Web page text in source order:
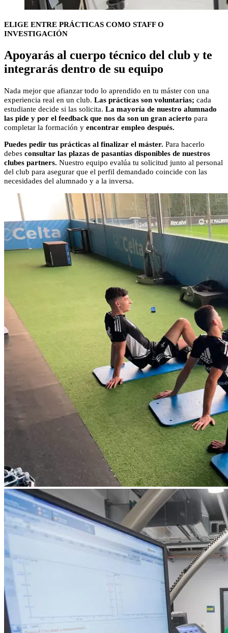
ELIGE ENTRE PRÁCTICAS COMO STAFF O
INVESTIGACIÓN
Apoyarás al cuerpo técnico del club y te
integrarás dentro de su equipo
Nada mejor que afianzar todo lo aprendido en tu máster con una
experiencia real en un club. Las prácticas son voluntarias; cada
estudiante decide si las solicita. La mayoría de nuestro alumnado
las pide y por el feedback que nos da son un gran acierto para
completar la formación y encontrar empleo después.
Puedes pedir tus prácticas al finalizar el máster. Para hacerlo
debes consultar las plazas de pasantías disponibles de nuestros
clubes partners. Nuestro equipo evalúa tu solicitud junto al personal
del club para asegurar que el perfil demandado coincide con las
necesidades del alumnado y a la inversa.